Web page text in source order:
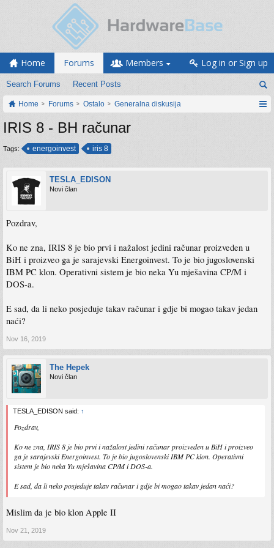
Home Forums
Search Forums Recent Posts
Members Log in or Sign up
Home Forums Ostalo Generalna diskusija
IRIS 8 - BH računar
Tags: energoinvest iris 8
TESLA_EDISON
Novi član
Pozdrav,
Ko ne zna, IRIS 8 je bio prvi i nažalost jedini računar proizveden u
BiH i proizveo ga je sarajevski Energoinvest. To je bio jugoslovenski
IBM PC klon. Operativni sistem je bio neka Yu mješavina CP/M i
DOS-a.
E sad, da li neko posjeduje takav računar i gdje bi mogao takav jedan
naći?
Nov 16, 2019
The Hepek
Novi član
TESLA_EDISON said: ↑
Pozdrav,
Ko ne zna, IRIS 8 je bio prvi i nažalost jedini računar proizveden u BiH i proizveo
ga je sarajevski Energoinvest. To je bio jugoslovenski IBM PC klon. Operativni
sistem je bio neka Yu mješavina CP/M i DOS-a.
E sad, da li neko posjeduje takav računar i gdje bi mogao takav jedan naći?
Mislim da je bio klon Apple II
Nov 21, 2019